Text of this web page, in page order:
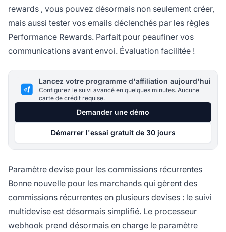
rewards , vous pouvez désormais non seulement créer,
mais aussi tester vos emails déclenchés par les règles
Performance Rewards. Parfait pour peaufiner vos
communications avant envoi. Évaluation facilitée !
Lancez votre programme d'affiliation aujourd'hui
Configurez le suivi avancé en quelques minutes. Aucune
carte de crédit requise.
Demander une démo
Démarrer l'essai gratuit de 30 jours
Paramètre devise pour les commissions récurrentes
Bonne nouvelle pour les marchands qui gèrent des
commissions récurrentes en plusieurs devises : le suivi
multidevise est désormais simplifié. Le processeur
webhook prend désormais en charge le paramètre